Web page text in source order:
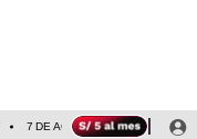
7 DE AGOSTO OLLANTA